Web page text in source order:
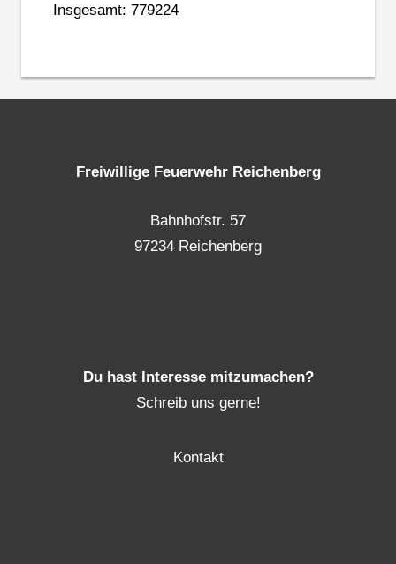
Insgesamt: 779224
Freiwillige Feuerwehr Reichenberg
Bahnhofstr. 57
97234 Reichenberg
Du hast Interesse mitzumachen?
Schreib uns gerne!
Kontakt